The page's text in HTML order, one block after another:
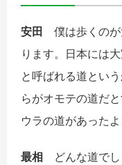
安田 僕は歩くの
ります。日本には
と呼ばれる道とい
らがオモテの道だ
ウラの道があったよ
最相 どんな道で